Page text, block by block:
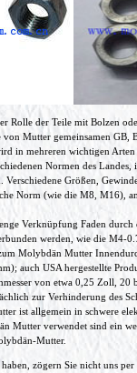
Rolle der Teile mit Bolzen
Mutter gemeinsamen GB,
in mehreren wichtigen
Normen des
Größen,
Norm (wie die M8, M16),
Verknüpfung Faden durch
werden, wie die M4-
Molybdän Mutter
auch USA hergestellte
von etwa 0,25 Zoll, 20
zur Verhinderung des
ist allgemein in schwere
Mutter verwendet sind ein
Mutter.
zögern Sie nicht uns per